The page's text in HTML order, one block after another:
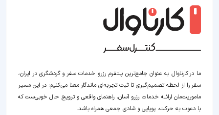
ما در کارناوال به عنوان جامع‌ترین پلتفرم رزرو خدمات سفر و گردشگری در ایران،
سفر را از لحظه‌ تصمیم‌گیری تا ثبت تجربه‌ای ماندگار معنا می‌کنیم؛ در این مسیر‍
ماموریت‌مان اراﺋــﻪ خدمات رزرو آسان، راهنمای واقعی و ترویج حال خوبی‌ست که
با دعوت به حرکت، پویایی و شادی جمعی همراه باشد.